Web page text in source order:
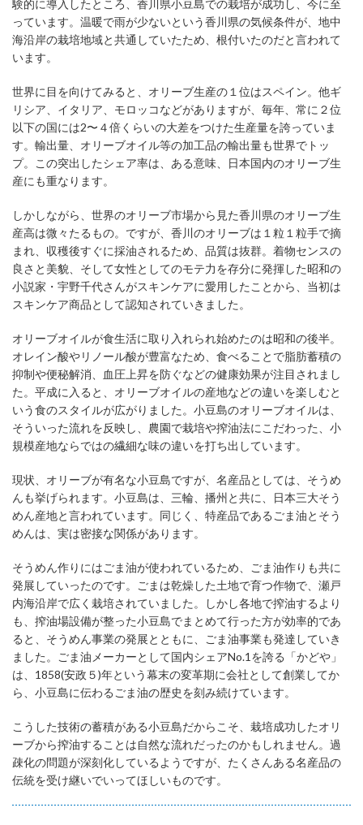
験的に導入したところ、香川県小豆島での栽培が成功し、今に至
っています。温暖で雨が少ないという香川県の気候条件が、地中
海沿岸の栽培地域と共通していたため、根付いたのだと言われて
います。
世界に目を向けてみると、オリーブ生産の１位はスペイン。他ギ
リシア、イタリア、モロッコなどがありますが、毎年、常に２位
以下の国には2〜４倍くらいの大差をつけた生産量を誇っていま
す。輸出量、オリーブオイル等の加工品の輸出量も世界でトッ
プ。この突出したシェア率は、ある意味、日本国内のオリーブ生
産にも重なります。
しかしながら、世界のオリーブ市場から見た香川県のオリーブ生
産高は微々たるもの。ですが、香川のオリーブは１粒１粒手で摘
まれ、収穫後すぐに採油されるため、品質は抜群。着物センスの
良さと美貌、そして女性としてのモテ力を存分に発揮した昭和の
小説家・宇野千代さんがスキンケアに愛用したことから、当初は
スキンケア商品として認知されていきました。
オリーブオイルが食生活に取り入れられ始めたのは昭和の後半。
オレイン酸やリノール酸が豊富なため、食べることで脂肪蓄積の
抑制や便秘解消、血圧上昇を防ぐなどの健康効果が注目されまし
た。平成に入ると、オリーブオイルの産地などの違いを楽しむと
いう食のスタイルが広がりました。小豆島のオリーブオイルは、
そういった流れを反映し、農園で栽培や搾油法にこだわった、小
規模産地ならではの繊細な味の違いを打ち出しています。
現状、オリーブが有名な小豆島ですが、名産品としては、そうめ
んも挙げられます。小豆島は、三輪、播州と共に、日本三大そう
めん産地と言われています。同じく、特産品であるごま油とそう
めんは、実は密接な関係があります。
そうめん作りにはごま油が使われているため、ごま油作りも共に
発展していったのです。ごまは乾燥した土地で育つ作物で、瀬戸
内海沿岸で広く栽培されていました。しかし各地で搾油するより
も、搾油場設備が整った小豆島でまとめて行った方が効率的であ
ると、そうめん事業の発展とともに、ごま油事業も発達していき
ました。ごま油メーカーとして国内シェアNo.1を誇る「かどや」
は、1858(安政５)年という幕末の変革期に会社として創業してか
ら、小豆島に伝わるごま油の歴史を刻み続けています。
こうした技術の蓄積がある小豆島だからこそ、栽培成功したオリ
ーブから搾油することは自然な流れだったのかもしれません。過
疎化の問題が深刻化しているようですが、たくさんある名産品の
伝統を受け継いでいってほしいものです。